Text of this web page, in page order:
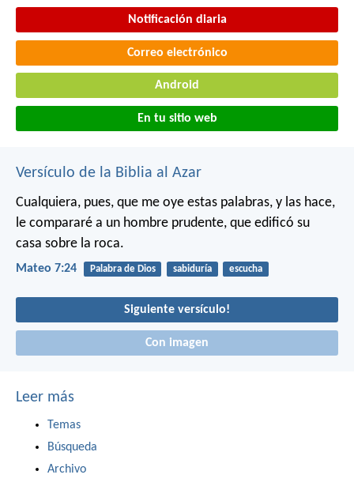
Notificación diaria
Correo electrónico
Android
En tu sitio web
Versículo de la Biblia al Azar
Cualquiera, pues, que me oye estas palabras, y las hace,
le compararé a un hombre prudente, que edificó su
casa sobre la roca.
Mateo 7:24 Palabra de Dios sabiduría escucha
Siguiente versículo!
Con imagen
Leer más
Temas
Búsqueda
Archivo